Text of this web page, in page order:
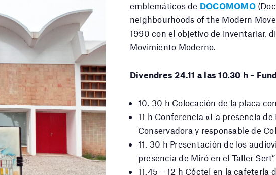
emblemáticos de DOCOMOMO
neighbourhoods of the Modern
1990 con el objetivo de inventariar,
Movimiento Moderno.
Divendres 24.11 a las 10.30 h –
10. 30 h Colocación de la placa
11 h Conferencia «La presencia
Conservadora y responsable de
11. 30 h Presentación de los
presencia de Miró en el Taller
11.45 – 12 h Cóctel en la cafetería